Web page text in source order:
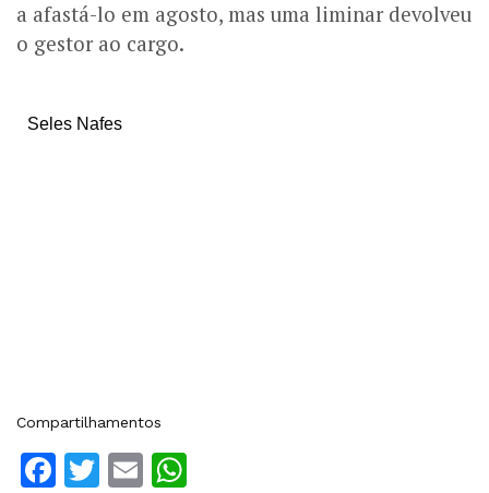
a afastá-lo em agosto, mas uma liminar devolveu
o gestor ao cargo.
Seles Nafes
Compartilhamentos
Facebook
Twitter
Email